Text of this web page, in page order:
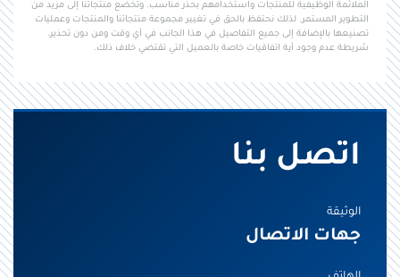
الملائمة الوظيفية للمنتجات واستخدامهم بحذر مناسب. وتخضع منتجاتنا إلى مزيد من
التطوير المستمر. لذلك نحتفظ بالحق في تغيير مجموعة منتجاتنا والمنتجات وعمليات
تصنيعها بالإضافة إلى جميع التفاصيل في هذا الجانب في أي وقت ومن دون تحذير،
شريطة عدم وجود أية اتفاقيات خاصة بالعميل التي تقتضي خلاف ذلك.
اتصل بنا
الوثيقة
جهات الاتصال